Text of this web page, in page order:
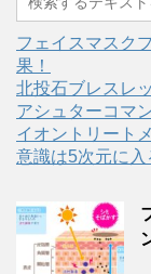
フェイスマスク
果！
北投石ブレスレ
アシュターコマ
イオントリート
意識は5次元に